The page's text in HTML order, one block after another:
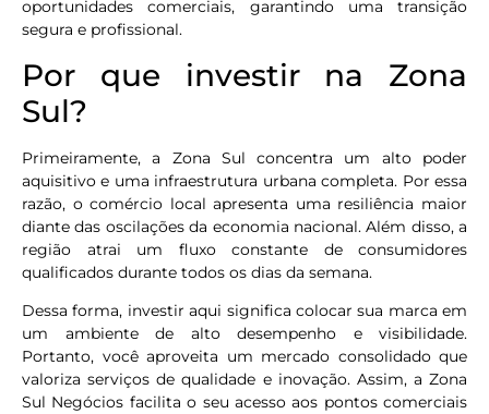
oportunidades comerciais, garantindo uma transição
segura e profissional.
Por que investir na Zona
Sul?
Primeiramente, a Zona Sul concentra um alto poder
aquisitivo e uma infraestrutura urbana completa. Por essa
razão, o comércio local apresenta uma resiliência maior
diante das oscilações da economia nacional. Além disso, a
região atrai um fluxo constante de consumidores
qualificados durante todos os dias da semana.
Dessa forma, investir aqui significa colocar sua marca em
um ambiente de alto desempenho e visibilidade.
Portanto, você aproveita um mercado consolidado que
valoriza serviços de qualidade e inovação. Assim, a Zona
Sul Negócios facilita o seu acesso aos pontos comerciais